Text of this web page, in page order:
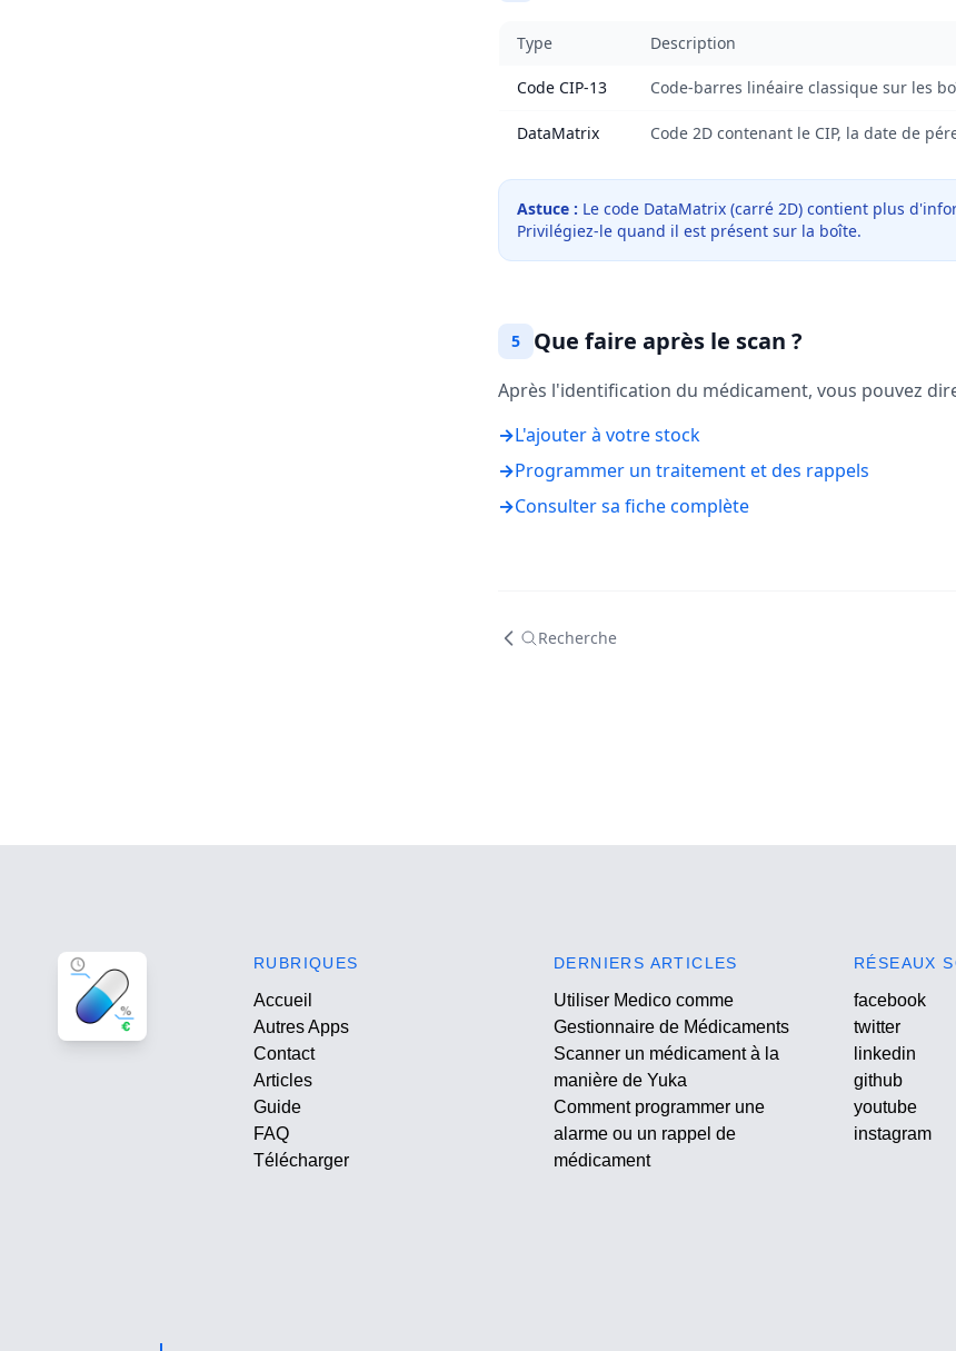
Type Description
Code CIP-13 Code-barres linéaire classique sur les
DataMatrix Code 2D contenant le CIP, la date de
Astuce : Le code DataMatrix (carré 2D) contient plus
Privilégiez-le quand il est présent sur la boîte.
5 Que faire après le scan ?
Après l'identification du médicament, vous pouvez
→L'ajouter à votre stock
→Programmer un traitement et des rappels
→Consulter sa fiche complète
Recherche
RUBRIQUES
Accueil
Autres Apps
Contact
Articles
Guide
FAQ
Télécharger
DERNIERS ARTICLES
Utiliser Medico comme
Gestionnaire de Médicaments
Scanner un médicament à la
manière de Yuka
Comment programmer une
alarme ou un rappel de
médicament
RÉSEAUX
facebook
twitter
linkedin
github
youtube
instagram